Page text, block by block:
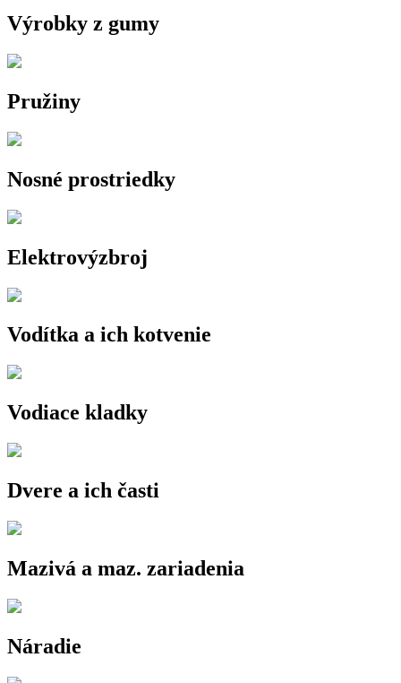
Výrobky z gumy
Pružiny
Nosné prostriedky
Elektrovýzbroj
Vodítka a ich kotvenie
Vodiace kladky
Dvere a ich časti
Mazivá a maz. zariadenia
Náradie